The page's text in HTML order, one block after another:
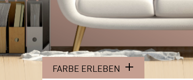
FARBE ERLEBEN